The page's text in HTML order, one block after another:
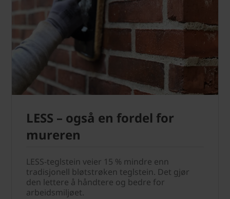
LESS – også en fordel for
mureren
LESS-teglstein veier 15 % mindre enn
tradisjonell bløtstrøken teglstein. Det gjør
den lettere å håndtere og bedre for
arbeidsmiljøet.